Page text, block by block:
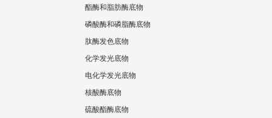
酯酶和脂肪酶底物
磷酸酶和磷脂酶底物
肽酶发色底物
化学发光底物
电化学发光底物
核酸酶底物
硫酸酯酶底物